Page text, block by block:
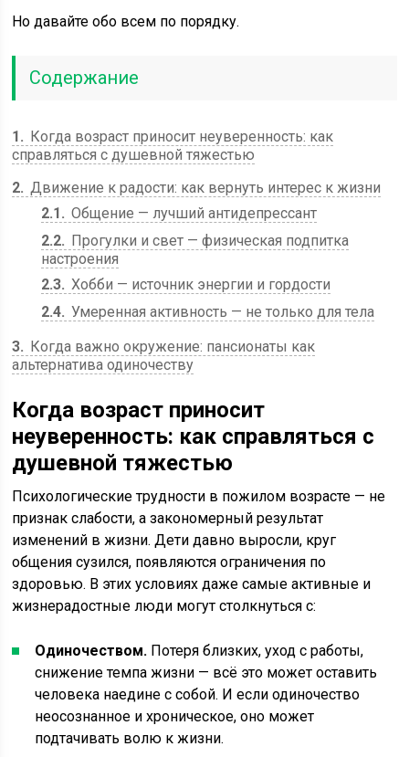
Но давайте обо всем по порядку.
Содержание
1
Когда возраст приносит неуверенность: как
справляться с душевной тяжестью
2 Движение к радости: как вернуть интерес к жизни
2.1
Общение — лучший антидепрессант
2.2
Прогулки и свет — физическая подпитка
настроения
2.3 Хобби — источник энергии и гордости
2.4 Умеренная активность — не только для тела
3
Когда важно окружение: пансионаты как
альтернатива одиночеству
Когда возраст приносит
неуверенность: как справляться с
душевной тяжестью
Психологические трудности в пожилом возрасте — не
признак слабости, а закономерный результат
изменений в жизни. Дети давно выросли, круг
общения сузился, появляются ограничения по
здоровью. В этих условиях даже самые активные и
жизнерадостные люди могут столкнуться с:
Одиночеством. Потеря близких, уход с работы,
снижение темпа жизни — всё это может оставить
человека наедине с собой. И если одиночество
неосознанное и хроническое, оно может
подтачивать волю к жизни.